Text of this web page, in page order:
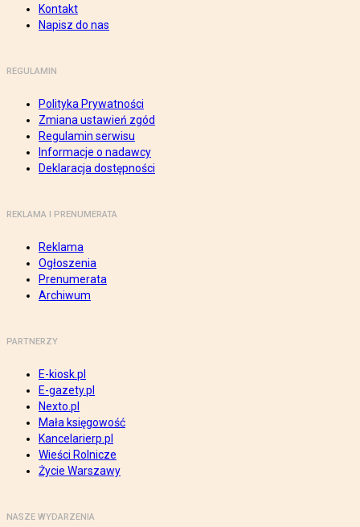
Kontakt
Napisz do nas
REGULAMIN
Polityka Prywatności
Zmiana ustawień zgód
Regulamin serwisu
Informacje o nadawcy
Deklaracja dostępności
REKLAMA I PRENUMERATA
Reklama
Ogłoszenia
Prenumerata
Archiwum
PARTNERZY
E-kiosk.pl
E-gazety.pl
Nexto.pl
Mała księgowość
Kancelarierp.pl
Wieści Rolnicze
Życie Warszawy
NASZE WYDARZENIA